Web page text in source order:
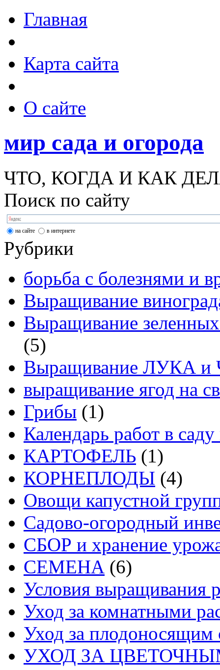
Главная
Карта сайта
О сайте
мир сада и огорода
ЧТО, КОГДА И КАК
Поиск по сайту
на сайте в интернете
Рубрики
борьба с болезнями и
Выращивание
Выращивание
(5)
Выращивание ЛУКА
выращивание ягод на
Грибы (1)
Календарь работ в
КАРТОФЕЛЬ (1)
КОРНЕПЛОДЫ (4)
Овощи капустной
Садово-огородный
СБОР и хранение
СЕМЕНА (6)
Условия выращивания
Уход за комнатными
Уход за плодоносящим
УХОД ЗА